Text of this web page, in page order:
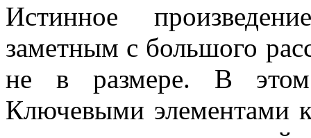
Истинное
заметным с большого
не в размере. В
Ключевыми элементами